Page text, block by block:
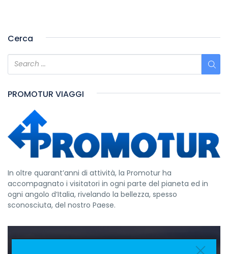
Cerca
PROMOTUR VIAGGI
In oltre quarant’anni di attività, la Promotur ha
accompagnato i visitatori in ogni parte del pianeta ed in
ogni angolo d’Italia, rivelando la bellezza, spesso
sconosciuta, del nostro Paese.